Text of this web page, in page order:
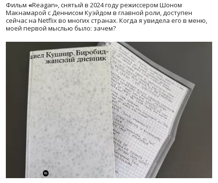
Фильм «Reagan», снятый в 2024 годурежиссером Шоном
Макнамарой с Деннисом Куэйдом в главной роли, доступен
сейчас на Netflix во многих странах. Когда я увидела его в меню,
моей первой мыслью было: зачем?